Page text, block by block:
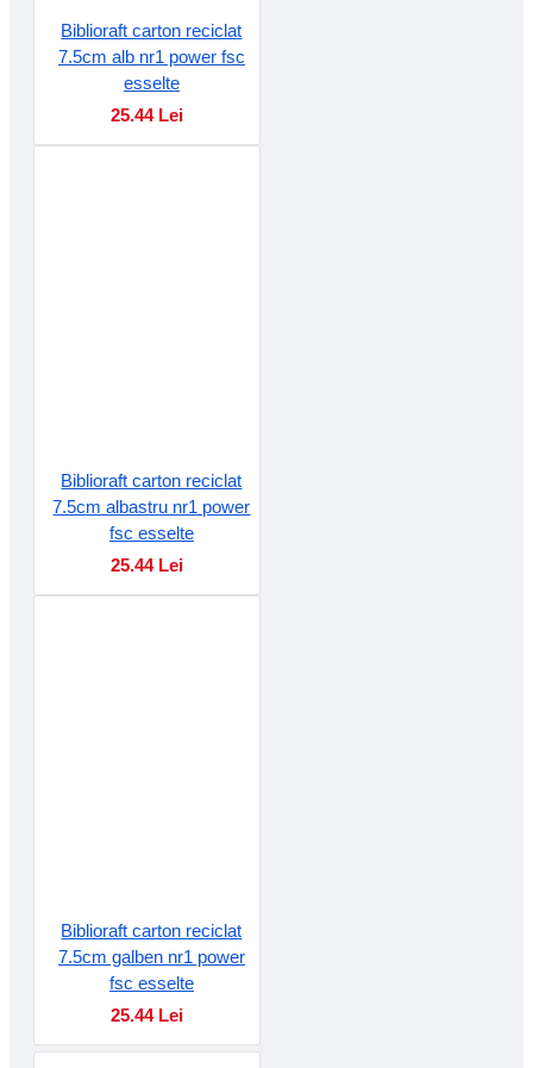
Biblioraft carton reciclat
7.5cm alb nr1 power fsc
esselte
25.44 Lei
Biblioraft carton reciclat
7.5cm albastru nr1 power
fsc esselte
25.44 Lei
Biblioraft carton reciclat
7.5cm galben nr1 power
fsc esselte
25.44 Lei